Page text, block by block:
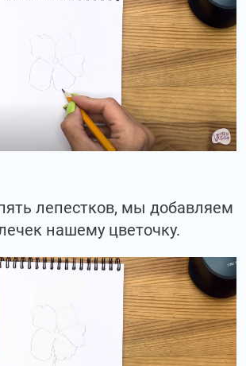
лепестков, мы добавляем
нашему цветочку.